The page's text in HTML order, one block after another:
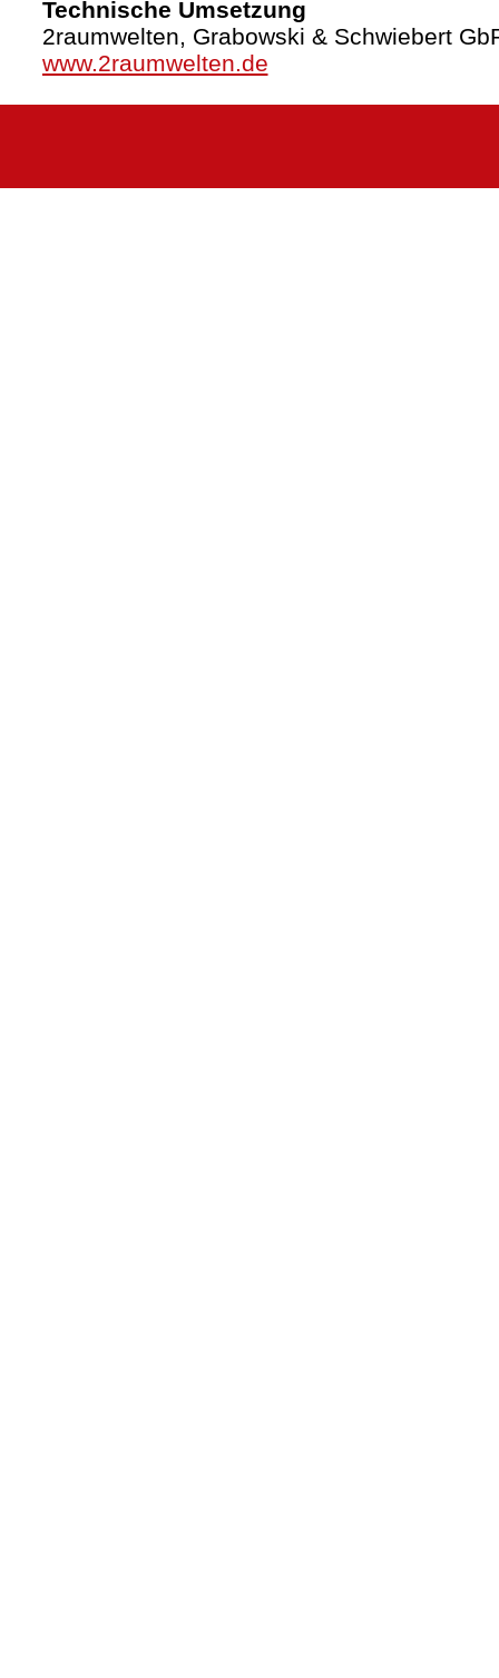
Technische Umsetzung
2raumwelten, Grabowski & Schwiebert
www.2raumwelten.de